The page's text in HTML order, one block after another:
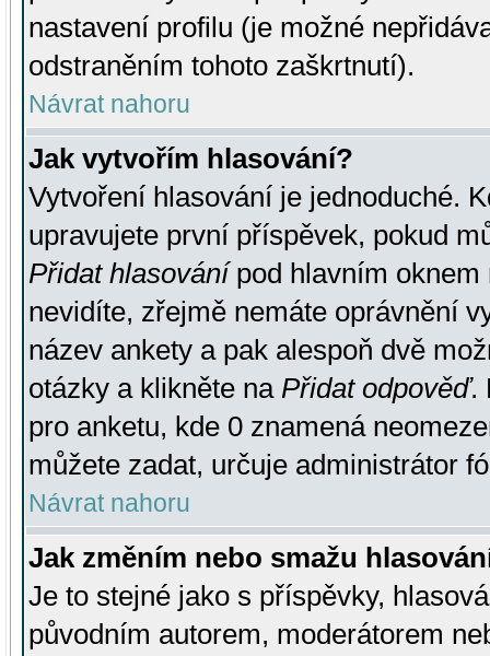
nastavení profilu (je možné
odstraněním tohoto zaškrtnutí).
Návrat nahoru
Jak vytvořím hlasování?
Vytvoření hlasování je jednoduché.
upravujete první příspěvek, pokud
Přidat hlasovánípod hlavním oknem
nevidíte, zřejmě nemáte oprávnění
název ankety a pak alespoň dvě
otázky a klikněte na Přidat odpověď.
pro anketu, kde 0 znamená
můžete zadat, určuje administrátor
Návrat nahoru
Jak změním nebo smažu
Je to stejné jako s příspěvky,
původním autorem, moderátorem